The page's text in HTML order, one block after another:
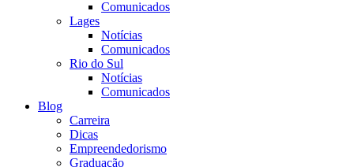
Comunicados
Lages
Notícias
Comunicados
Rio do Sul
Notícias
Comunicados
Blog
Carreira
Dicas
Empreendedorismo
Graduação